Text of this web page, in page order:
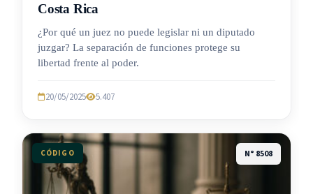
Costa Rica
¿Por qué un juez no puede legislar ni un diputado
juzgar? La separación de funciones protege su
libertad frente al poder.
20/05/2025 5.407
CÓDIGO N° 8508